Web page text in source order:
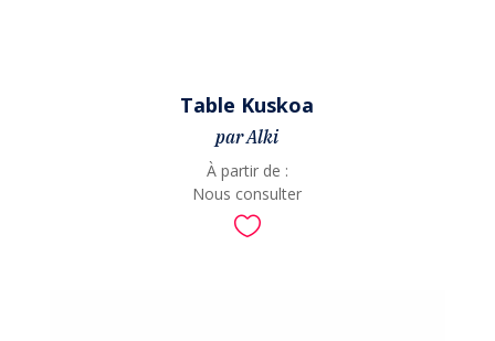
Table Kuskoa
par Alki
À partir de :
Nous consulter
